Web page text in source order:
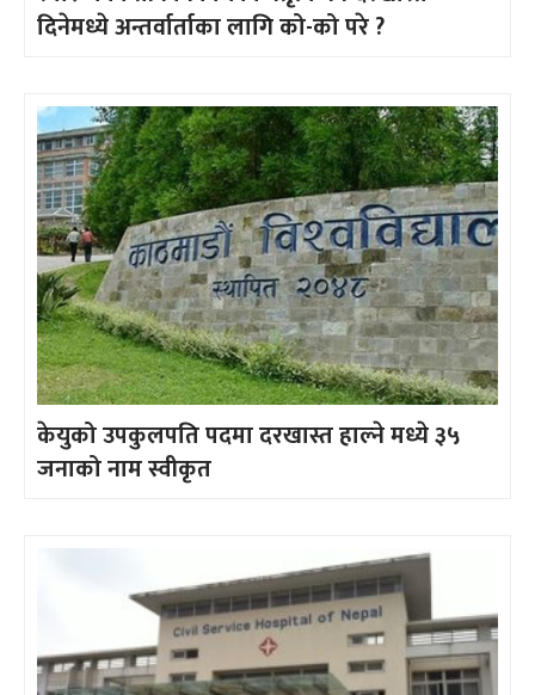
दिनेमध्ये अन्तर्वार्ताका लागि को-को परे ?
केयुको उपकुलपति पदमा दरखास्त हाल्ने मध्ये ३५
जनाको नाम स्वीकृत